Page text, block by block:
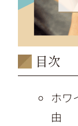
目次
ホワ
由